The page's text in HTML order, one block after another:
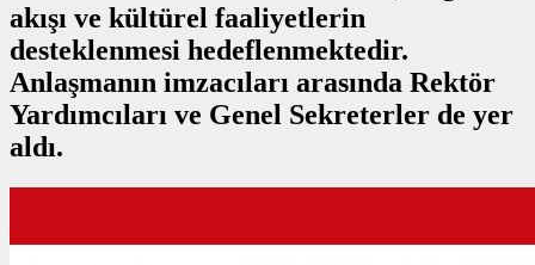
akışı ve kültürel faaliyetlerin
desteklenmesi hedeflenmektedir.
Anlaşmanın imzacıları arasında Rektör
Yardımcıları ve Genel Sekreterler de yer
aldı.